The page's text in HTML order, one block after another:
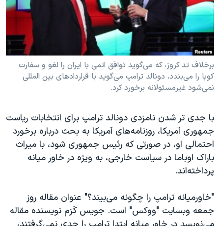
فرهنگ و زندگی
حقوق شهروندی
اقتصادی
علم و فناوری
اسرائیل در جنگ
آرشیو پخش زنده
مستندها
انتخابات ریاست جمهوری آمریکا ۲۰۲۴
حمله جمهوری اسلامی به اسرائیل
رمز مهسا
ورزش زنان در ایران
مجموعه مستندهای دادخواهی
تریبونال مردمی آبان ۹۸
دادگاه حمید نوری
چهل سال گروگان‌گیری
اعتراضات مردمی آبان ۹۸
اسرائیل در جنگ
دنبال کنید
زبانهای مختلف
برخلاف تد کروز، که می‌گوید توافق اتمی با ایران را لغو و سفارت
کوبا را می‌بندد، دونالد ترامپ می‌گوید با قراردادهای بین المللی
نمی‌شود غیرمسئولانه برخورد کرد.
با جدی تر شدن نامزدی دونالد ترامپ برای انتخابات ریاست
جمهوری آمریکا، روزنامه‌های آمریکا به بحث درباره برخورد
احتمالی او، در صورتی که رئیس جمهوری شود، با میراث
باراک اوباما در سیاست خارجی، به ویژه در خاور میانه
پرداخته‌اند.
"خاورمیانه ترامپ را چگونه می‌بیند؟" عنوان مقاله روز
جمعه وبسایت "ووکس" است. جویس کَرَم نویسنده مقاله